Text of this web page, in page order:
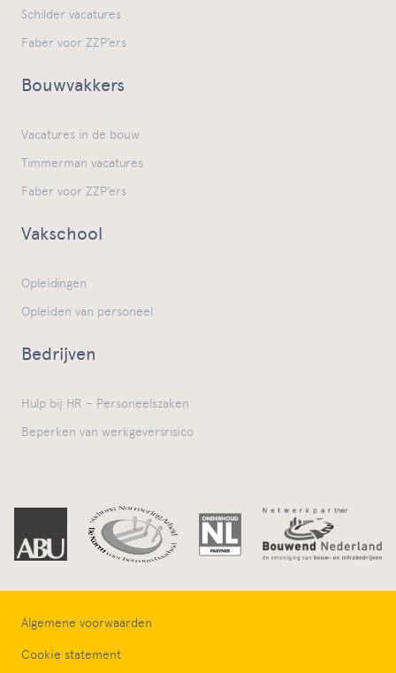
Schilder vacatures
Faber voor ZZP’ers
Bouwvakkers
Vacatures in de bouw
Timmerman vacatures
Faber voor ZZP’ers
Vakschool
Opleidingen
Opleiden van personeel
Bedrijven
Hulp bij HR – Personeelszaken
Beperken van werkgeversrisico
Algemene voorwaarden
Cookie statement